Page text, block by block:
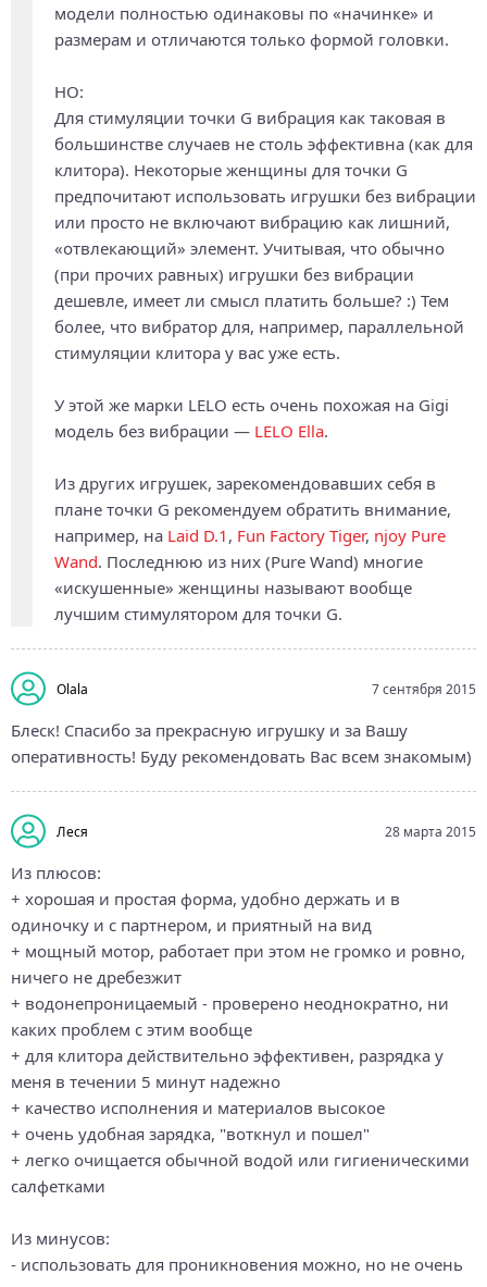
модели полностью одинаковы по «начинке» и
размерам и отличаются только формой головки.
НО:
Для стимуляции точки G вибрация как таковая в
большинстве случаев не столь эффективна (как для
клитора). Некоторые женщины для точки G
предпочитают использовать игрушки без вибрации
или просто не включают вибрацию как лишний,
«отвлекающий» элемент. Учитывая, что обычно
(при прочих равных) игрушки без вибрации
дешевле, имеет ли смысл платить больше? :) Тем
более, что вибратор для, например, параллельной
стимуляции клитора у вас уже есть.
У этой же марки LELO есть очень похожая на Gigi
модель без вибрации — LELO Ella.
Из других игрушек, зарекомендовавших себя в
плане точки G рекомендуем обратить внимание,
например, на Laid D.1 , Fun Factory Tiger, njoy Pure
Wand. Последнюю из них (Pure Wand) многие
«искушенные» женщины называют вообще
лучшим стимулятором для точки G.
Olala 7 сентября 2015
Блеск! Спасибо за прекрасную игрушку и за Вашу
оперативность! Буду рекомендовать Вас всем знакомым)
Леся 28 марта 2015
Из плюсов:
+ хорошая и простая форма, удобно держать и в
одиночку и с партнером, и приятный на вид
+ мощный мотор, работает при этом не громко и ровно,
ничего не дребезжит
+ водонепроницаемый - проверено неоднократно, ни
каких проблем с этим вообще
+ для клитора действительно эффективен, разрядка у
меня в течении 5 минут надежно
+ качество исполнения и материалов высокое
+ очень удобная зарядка, "воткнул и пошел"
+ легко очищается обычной водой или гигиеническими
салфетками
Из минусов:
- использовать для проникновения можно, но не очень